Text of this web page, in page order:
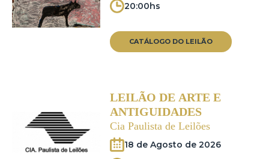
20:00hs
CATÁLOGO DO LEILÃO
LEILÃO DE ARTE E
ANTIGUIDADES
Cia Paulista de Leilões
18 de Agosto de 2026